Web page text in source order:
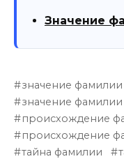
Значение
значение фамилии
значение
происхождение
происхождение
тайна фамилии